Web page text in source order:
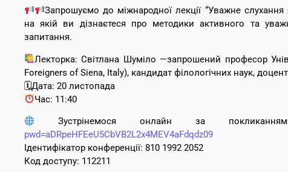
Запрошуємо до міжнародної лекції “Уважне
на якій ви дізнаєтеся про методики активного та
запитання.
Лекторка: Світлана Шуміло —запрошений професор
Foreigners of Siena, Italy), кандидат філологічних наук, доцент
🗓Дата: 20 листопада
Час: 11:40
Зустрінемося онлайн за
pwd=aDRpeHFEeU5CbVB2L2x4MEV4aFdqdz09
Ідентифікатор конференції: 810 1992 2052
Код доступу: 112211